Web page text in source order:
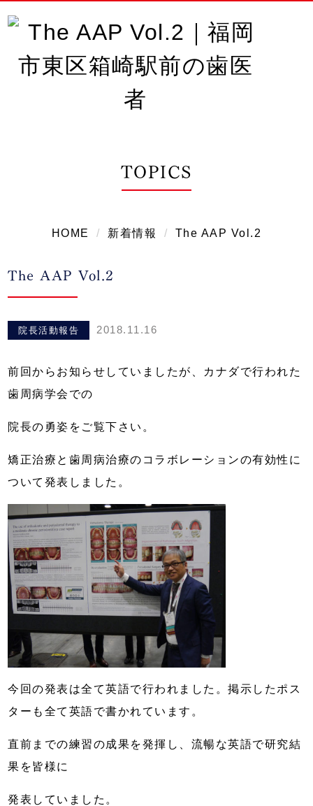
矯正歯科
タッフ
TOPICS
HOME 新着情報 The AAP Vol.2
The AAP Vol.2
院長活動報告 2018.11.16
前回からお知らせしていましたが、カナダで行われた
歯周病学会での
院長の勇姿をご覧下さい。
矯正治療と歯周病治療のコラボレーションの有効性に
ついて発表しました。
今回の発表は全て英語で行われました。掲示したポス
ターも全て英語で書かれています。
直前までの練習の成果を発揮し、流暢な英語で研究結
果を皆様に
発表していました。